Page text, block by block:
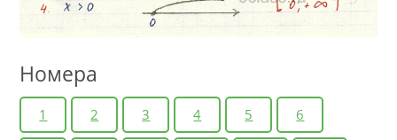
Номера
1 2 3 4 5 6